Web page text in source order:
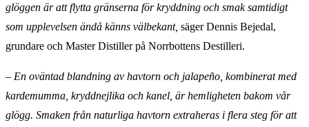
glöggen är att flytta gränserna för kryddning och smak samtidigt
som upplevelsen ändå känns välbekant, säger Dennis Bejedal,
grundare och Master Distiller på Norrbottens Destilleri.
– En oväntad blandning av havtorn och jalapeño, kombinerat med
kardemumma, kryddnejlika och kanel, är hemligheten bakom vår
glögg. Smaken från naturliga havtorn extraheras i flera steg för att